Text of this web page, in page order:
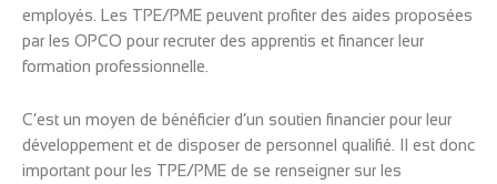
employés. Les TPE/PME peuvent profiter des aides proposées
par les OPCO pour recruter des apprentis et financer leur
formation professionnelle.
C’est un moyen de bénéficier d’un soutien financier pour leur
développement et de disposer de personnel qualifié. Il est donc
important pour les TPE/PME de se renseigner sur les